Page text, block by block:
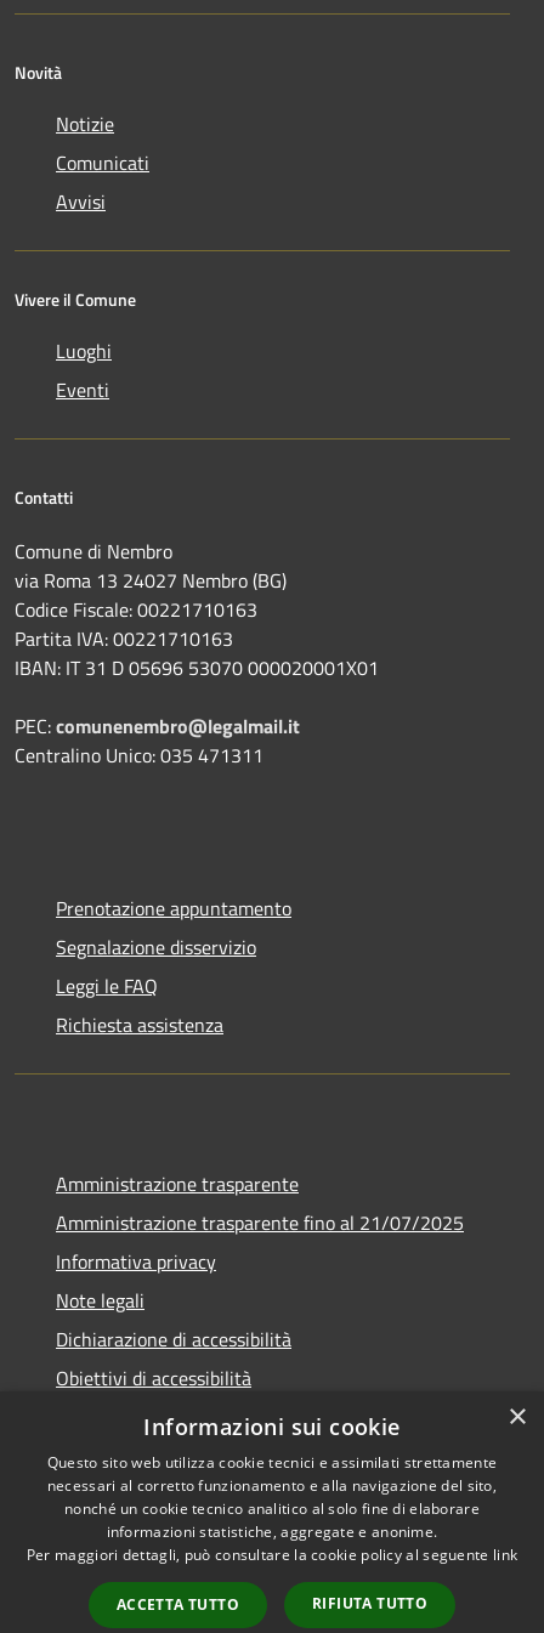
Novità
Notizie
Comunicati
Avvisi
Vivere il Comune
Luoghi
Eventi
Contatti
Comune di Nembro
via Roma 13 24027 Nembro (BG)
Codice Fiscale: 00221710163
Partita IVA: 00221710163
IBAN: IT 31 D 05696 53070 000020001X01
PEC:comunenembro@legalmail.it
Centralino Unico: 035 471311
Prenotazione appuntamento
Segnalazione disservizio
Leggi le FAQ
Richiesta assistenza
Amministrazione trasparente
Amministrazione trasparente fino al 21/07/2025
Informativa privacy
Note legali
Dichiarazione di accessibilità
Obiettivi di accessibilità
Piano di miglioramento
Accessibilità
Copyright © 2026 • Comune di
Nembro • Powered by
Municipium•
Accesso
×
Informazioni sui cookie
Questo sito web utilizza cookie tecnici e assimilati strettamente
necessari al corretto funzionamento e alla navigazione del sito,
nonché un cookie tecnico analitico al solo fine di elaborare
informazioni statistiche, aggregate e anonime.
Per maggiori dettagli, può consultare la cookie policy al seguente link
ACCETTA TUTTO RIFIUTA TUTTO